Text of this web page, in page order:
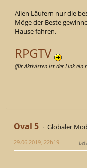
Allen Läufern nur die
Möge der Beste
Hause fahren.
RPGTV
(für Aktivisten ist der Link ein
Oval 5
Globaler
29.06.2019, 22h19